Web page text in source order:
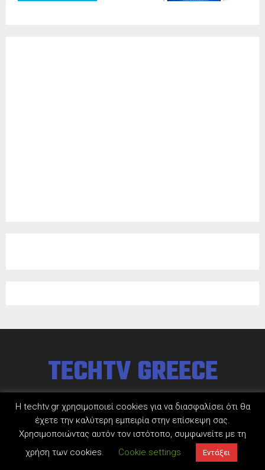
TECHTV GREECE
@2022 - www.techtv.gr. All Right Reserved.
Η techtv.gr χρησιμοποιεί cookies για να διασφαλίσει ότι θα
έχετε την καλύτερη εμπειρία στην επίσκεψη σας.
Χρησιμοποιώντας αυτόν τον ιστότοπο, συμφωνείτε με τη
χρήση των cookies.
Cookie settings Εντάξει